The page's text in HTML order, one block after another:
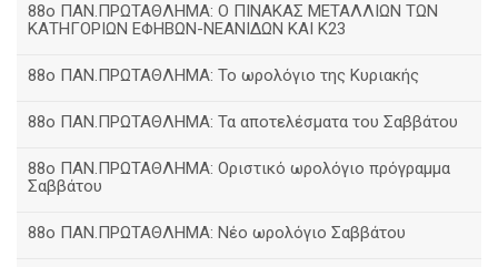
88ο ΠΑΝ.ΠΡΩΤΑΘΛΗΜΑ: Ο ΠΙΝΑΚΑΣ ΜΕΤΑΛΛΙΩΝ ΤΩΝ
ΚΑΤΗΓΟΡΙΩΝ ΕΦΗΒΩΝ-ΝΕΑΝΙΔΩΝ ΚΑΙ Κ23
88ο ΠΑΝ.ΠΡΩΤΑΘΛΗΜΑ: Το ωρολόγιο της Κυριακής
88ο ΠΑΝ.ΠΡΩΤΑΘΛΗΜΑ: Τα αποτελέσματα του Σαββάτου
88ο ΠΑΝ.ΠΡΩΤΑΘΛΗΜΑ: Οριστικό ωρολόγιο πρόγραμμα
Σαββάτου
88ο ΠΑΝ.ΠΡΩΤΑΘΛΗΜΑ: Νέο ωρολόγιο Σαββάτου